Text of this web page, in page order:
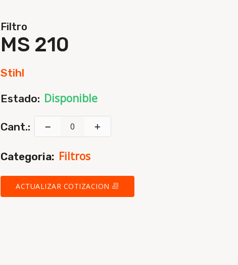
Filtro
MS 210
Stihl
Estado: Disponible
Cant.:
Categoria: Filtros
ACTUALIZAR COTIZACION